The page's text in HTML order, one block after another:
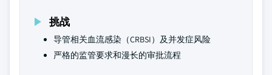
挑战
导管相关血流感染（CRBSI）及并发症风险
严格的监管要求和漫长的审批流程